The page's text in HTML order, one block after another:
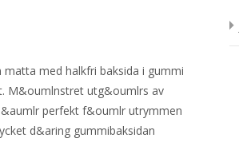
med halkfri baksida i gummi
M&oumlnstret utg&oumlrs av
perfekt f&oumlr utrymmen
d&aring gummibaksidan